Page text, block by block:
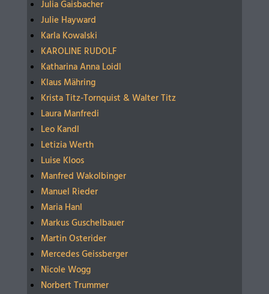
Julia Gaisbacher
Julie Hayward
Karla Kowalski
KAROLINE RUDOLF
Katharina Anna Loidl
Klaus Mähring
Krista Titz-Tornquist & Walter Titz
Laura Manfredi
Leo Kandl
Letizia Werth
Luise Kloos
Manfred Wakolbinger
Manuel Rieder
Maria Hanl
Markus Guschelbauer
Martin Osterider
Mercedes Geissberger
Nicole Wogg
Norbert Trummer